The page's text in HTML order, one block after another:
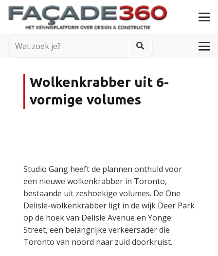
Wolkenkrabber uit 6-
vormige volumes
Studio Gang heeft de plannen onthuld voor
een nieuwe wolkenkrabber in Toronto,
bestaande uit zeshoekige volumes. De One
Delisle-wolkenkrabber ligt in de wijk Deer Park
op de hoek van Delisle Avenue en Yonge
Street, een belangrijke verkeersader die
Toronto van noord naar zuid doorkruist.